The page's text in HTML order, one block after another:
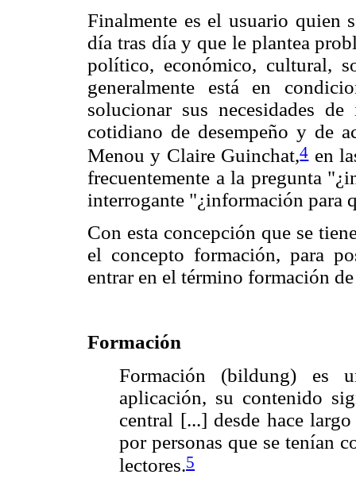
Finalmente es el usuario quien
día tras día y que le plantea
político, económico, cultural,
generalmente está en
solucionar sus necesidades
cotidiano de desempeño y de
Menou y Claire Guinchat,4en
frecuentemente a la pregunta
interrogante "¿información para
Con esta concepción que se
el concepto formación, para
entrar en el término formación
Formación
Formación (bildung) es
aplicación, su contenido
central [...] desde hace
por personas que se tenían
lectores.5